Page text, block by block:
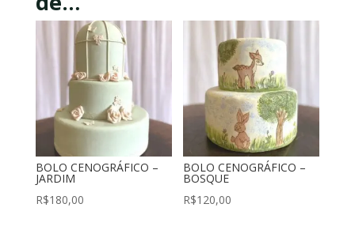
BOLO CENOGRÁFICO –
JARDIM
R$180,00
BOLO CENOGRÁFICO –
BOSQUE
R$120,00